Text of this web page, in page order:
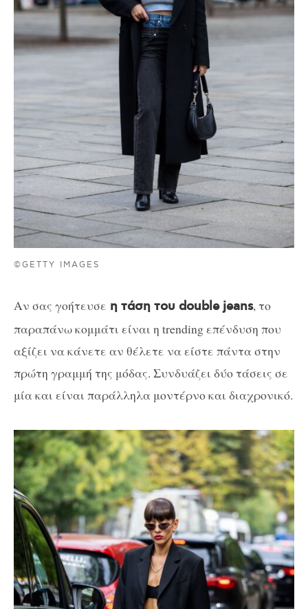
©GETTY IMAGES
Αν σας γοήτευσε η τάση του double jeans, το
παραπάνω κομμάτι είναι η trending επένδυση που
αξίζει να κάνετε αν θέλετε να είστε πάντα στην
πρώτη γραμμή της μόδας. Συνδυάζει δύο τάσεις σε
μία και είναι παράλληλα μοντέρνο και διαχρονικό.